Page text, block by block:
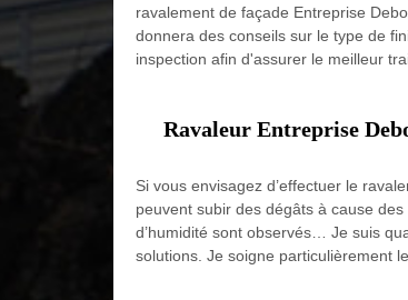
ravalement de façade Entreprise
donnera des conseils sur le type de
inspection afin d'assurer le meilleur
Ravaleur Entreprise
Si vous envisagez d’effectuer le
peuvent subir des dégâts à cause
d’humidité sont observés… Je suis
solutions. Je soigne particulièrement